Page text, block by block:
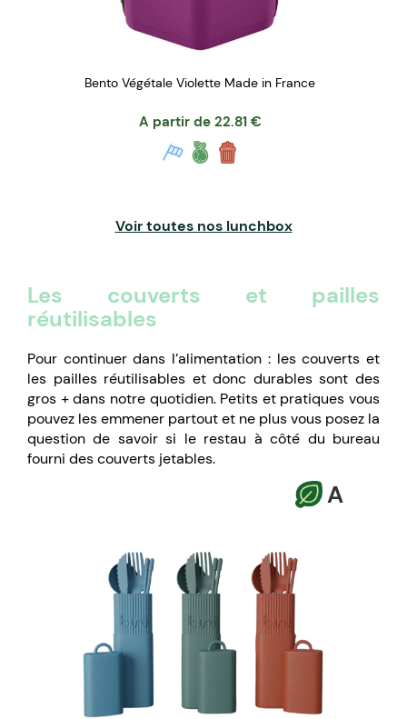
Bento Végétale Violette Made in France
A partir de 22.81 €
Voir toutes nos lunchbox
Les couverts et pailles
réutilisables
Pour continuer dans l’alimentation : les couverts et
les pailles réutilisables et donc durables sont des
gros + dans notre quotidien. Petits et pratiques vous
pouvez les emmener partout et ne plus vous posez la
question de savoir si le restau à côté du bureau
fourni des couverts jetables.
A